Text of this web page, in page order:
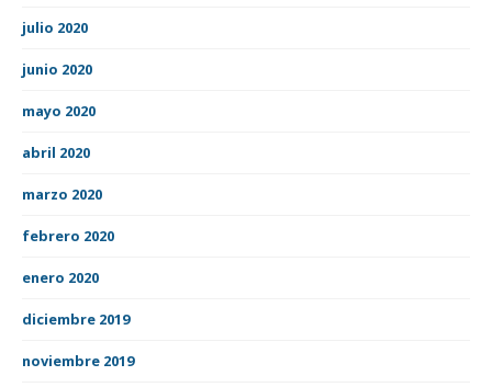
julio 2020
junio 2020
mayo 2020
abril 2020
marzo 2020
febrero 2020
enero 2020
diciembre 2019
noviembre 2019